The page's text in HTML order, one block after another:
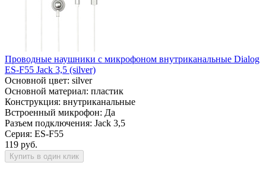
Проводные наушники с микрофоном внутриканальные Dialog
ES-F55 Jack 3,5 (silver)
Основной цвет: silver
Основной материал: пластик
Конструкция: внутриканальные
Встроенный микрофон: Да
Разъем подключения: Jack 3,5
Серия: ES-F55
119 руб.
Купить в один клик